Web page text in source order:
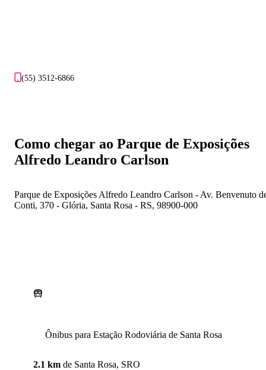
(55) 3512-6866
Como chegar ao Parque de Exposições
Alfredo Leandro Carlson
Parque de Exposições Alfredo Leandro Carlson - Av. Benvenuto
Conti, 370 - Glória, Santa Rosa - RS, 98900-000
Ônibus para Estação Rodoviária de Santa Rosa
2.1 km de Santa Rosa, SRO